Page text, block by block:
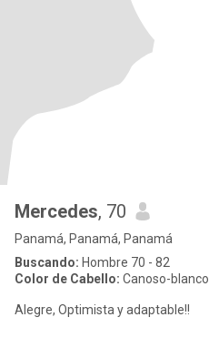
Mercedes, 70
Panamá, Panamá, Panamá
Buscando: Hombre 70 - 82
Color de Cabello: Canoso-blanco
Alegre, Optimista y adaptable!!